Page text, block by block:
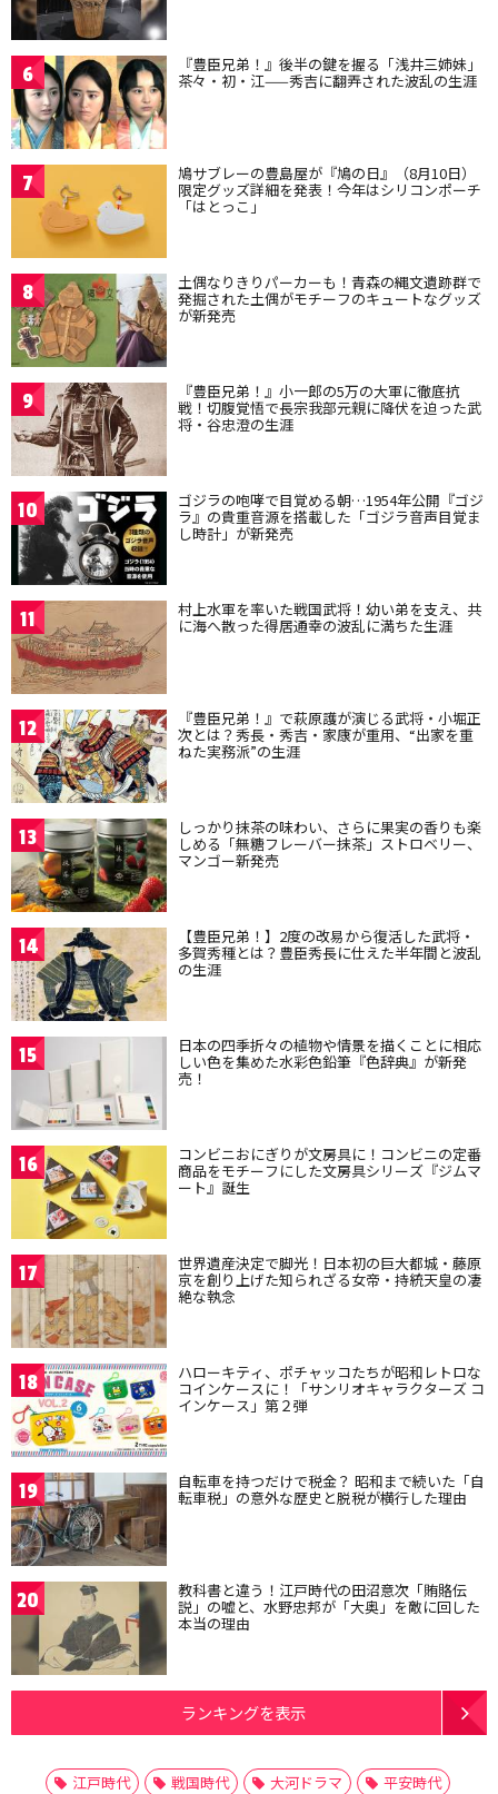
6 『豊臣兄弟！』後半の鍵を握る「浅井三姉妹」
茶々・初・江——秀吉に翻弄された波乱の生涯
7 鳩サブレーの豊島屋が『鳩の日』（8月10日）
限定グッズ詳細を発表！今年はシリコンポーチ
「はとっこ」
8 土偶なりきりパーカーも！青森の縄文遺跡群で
発掘された土偶がモチーフのキュートなグッズ
が新発売
9 『豊臣兄弟！』小一郎の5万の大軍に徹底抗
戦！切腹覚悟で長宗我部元親に降伏を迫った武
将・谷忠澄の生涯
10 ゴジラの咆哮で目覚める朝…1954年公開『ゴジ
ラ』の貴重音源を搭載した「ゴジラ音声目覚ま
し時計」が新発売
11 村上水軍を率いた戦国武将！幼い弟を支え、共
に海へ散った得居通幸の波乱に満ちた生涯
12 『豊臣兄弟！』で萩原護が演じる武将・小堀正
次とは？秀長・秀吉・家康が重用、“出家を重
ねた実務派”の生涯
13 しっかり抹茶の味わい、さらに果実の香りも楽
しめる「無糖フレーバー抹茶」ストロベリー、
マンゴー新発売
14 【豊臣兄弟！】2度の改易から復活した武将・
多賀秀種とは？豊臣秀長に仕えた半年間と波乱
の生涯
15 日本の四季折々の植物や情景を描くことに相応
しい色を集めた水彩色鉛筆『色辞典』が新発
売！
16 コンビニおにぎりが文房具に！コンビニの定番
商品をモチーフにした文房具シリーズ『ジムマ
ート』誕生
17 世界遺産決定で脚光！日本初の巨大都城・藤原
京を創り上げた知られざる女帝・持統天皇の凄
絶な執念
18 ハローキティ、ポチャッコたちが昭和レトロな
コインケースに！「サンリオキャラクターズ コ
インケース」第２弾
19 自転車を持つだけで税金？ 昭和まで続いた「自
転車税」の意外な歴史と脱税が横行した理由
20 教科書と違う！江戸時代の田沼意次「賄賂伝
説」の嘘と、水野忠邦が「大奥」を敵に回した
本当の理由
ランキングを表示
江戸時代 戦国時代 大河ドラマ
平安時代